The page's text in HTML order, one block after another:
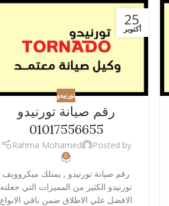
25
أكتوبر
تورنيدو
رقم صيانة تورنيدو
01017556655
Posted by
Rahma Mohamed
0
رقم صيانة تورنيدو , يمتلك ميكروويف
تورنيدو الكثير من المميزات التي جعلته
الافضل علي الاطلاق ضمن باقي الانواع